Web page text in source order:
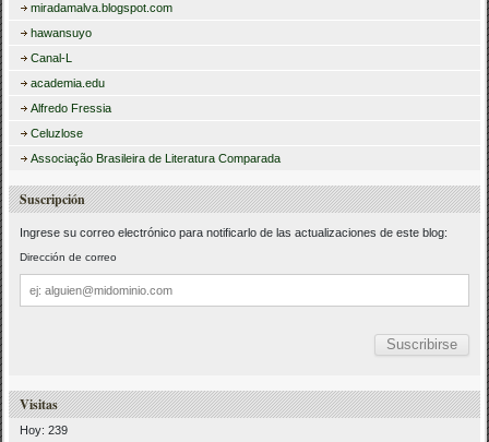
miradamalva.blogspot.com
hawansuyo
Canal-L
academia.edu
Alfredo Fressia
Celuzlose
Associação Brasileira de Literatura Comparada
Suscripción
Ingrese su correo electrónico para notificarlo de las actualizaciones de este blog:
Dirección de correo
Dirección
de
correo
Visitas
Hoy: 239